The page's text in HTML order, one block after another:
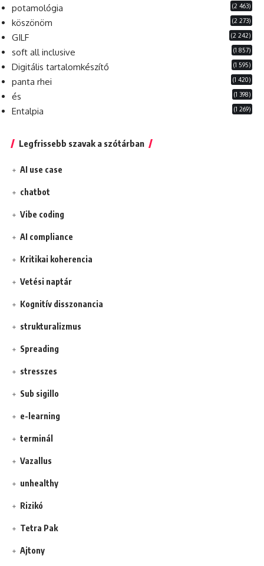
potamológia (2 463)
köszönöm (2 273)
GILF (2 242)
soft all inclusive (1 857)
Digitális tartalomkészítő (1 595)
panta rhei (1 420)
és (1 398)
Entalpia (1 269)
Legfrissebb szavak a szótárban
AI use case
chatbot
Vibe coding
AI compliance
Kritikai koherencia
Vetési naptár
Kognitív disszonancia
strukturalizmus
Spreading
stresszes
Sub sigillo
e-learning
terminál
Vazallus
unhealthy
Rizikó
Tetra Pak
Ajtony